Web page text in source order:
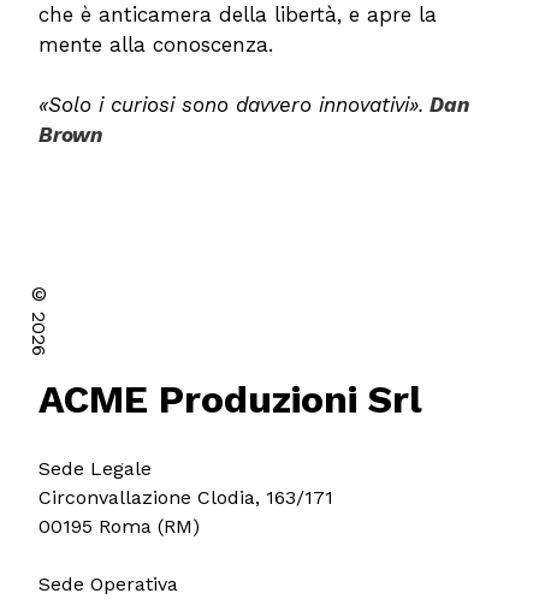
che è anticamera della libertà, e apre la
mente alla conoscenza.
«Solo i curiosi sono davvero innovativi». Dan
Brown
©
2026
ACME Produzioni Srl
Sede Legale
Circonvallazione Clodia, 163/171
00195 Roma (RM)
Sede Operativa